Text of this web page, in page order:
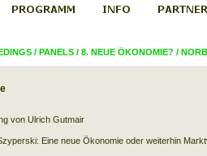
/ PANELS/ 8. NEUE ÖKONOMIE? /
von Ulrich Gutmair
Eine neue Ökonomie oder weiterhin